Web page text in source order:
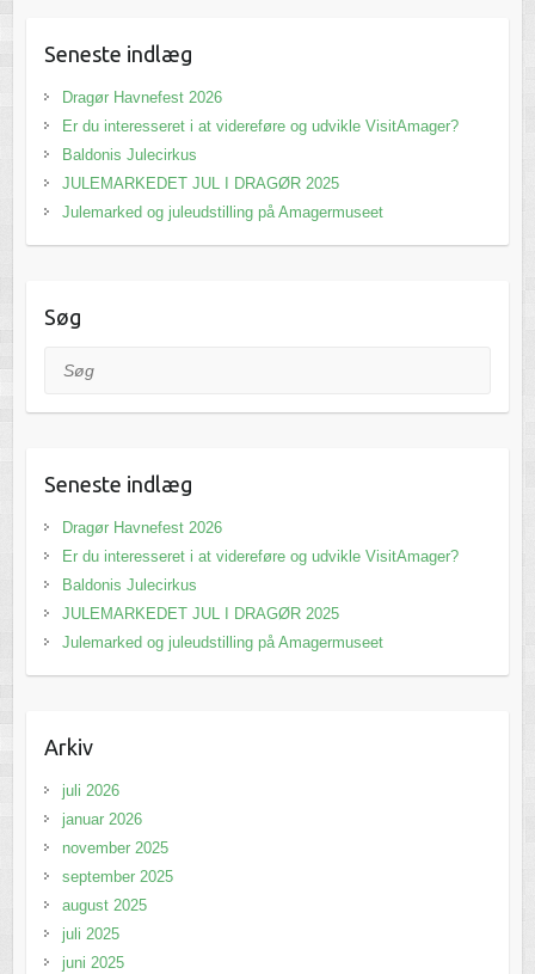
Seneste indlæg
Dragør Havnefest 2026
Er du interesseret i at videreføre og udvikle VisitAmager?
Baldonis Julecirkus
JULEMARKEDET JUL I DRAGØR 2025
Julemarked og juleudstilling på Amagermuseet
Søg
Søg
Seneste indlæg
Dragør Havnefest 2026
Er du interesseret i at videreføre og udvikle VisitAmager?
Baldonis Julecirkus
JULEMARKEDET JUL I DRAGØR 2025
Julemarked og juleudstilling på Amagermuseet
Arkiv
juli 2026
januar 2026
november 2025
september 2025
august 2025
juli 2025
juni 2025